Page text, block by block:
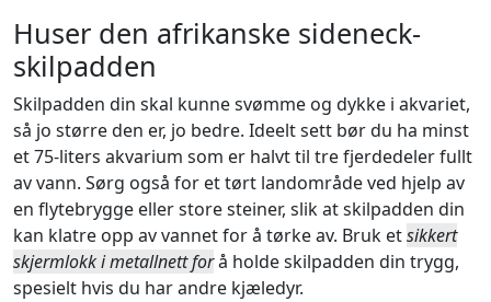
Huser den afrikanske sideneck-
skilpadden
Skilpadden din skal kunne svømme og dykke i akvariet,
så jo større den er, jo bedre. Ideelt sett bør du ha minst
et 75-liters akvarium som er halvt til tre fjerdedeler fullt
av vann. Sørg også for et tørt landområde ved hjelp av
en flytebrygge eller store steiner, slik at skilpadden din
kan klatre opp av vannet for å tørke av. Bruk etsikkert
skjermlokk i metallnett forå holde skilpadden din trygg,
spesielt hvis du har andre kjæledyr.